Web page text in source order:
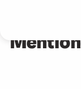
principal